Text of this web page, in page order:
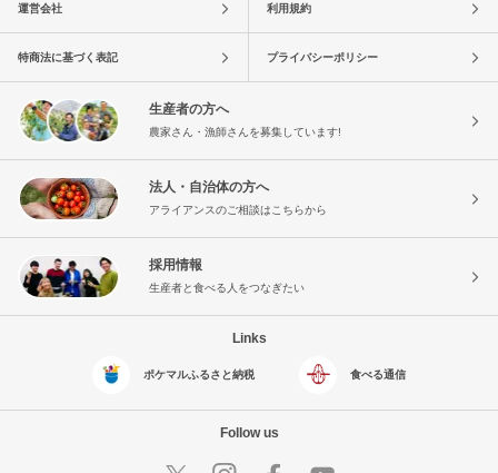
運営会社 利用規約
特商法に基づく表記 プライバシーポリシー
生産者の方へ
農家さん・漁師さんを募集しています!
法人・自治体の方へ
アライアンスのご相談はこちらから
採用情報
生産者と食べる人をつなぎたい
Links
ポケマルふるさと納税 食べる通信
Follow us